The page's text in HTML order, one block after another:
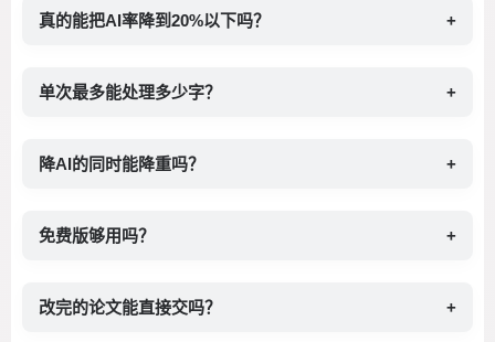
真的能把AI率降到20%以下吗？ +
单次最多能处理多少字？ +
降AI的同时能降重吗？ +
免费版够用吗？ +
改完的论文能直接交吗？ +